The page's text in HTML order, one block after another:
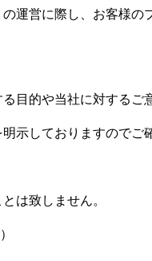
運営に際し、お客様
目的や当社に対する
示しておりますのでご
は致しません。